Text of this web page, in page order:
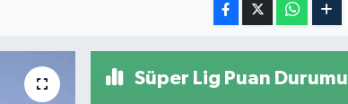
Süper Lig Puan Durumu